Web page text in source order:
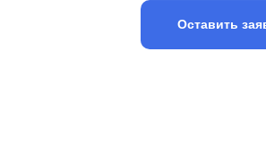
Оставить